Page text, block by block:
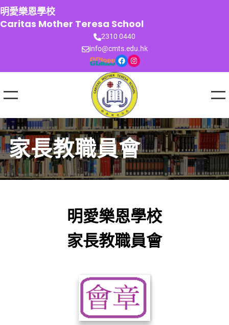
跳
至
主
明愛樂恩學校
Caritas Mother Teresa School
2310 0440
info@cmts.edu.hk
Facebook Instagram
家長教職員會
明愛樂恩學校
家長教職員會